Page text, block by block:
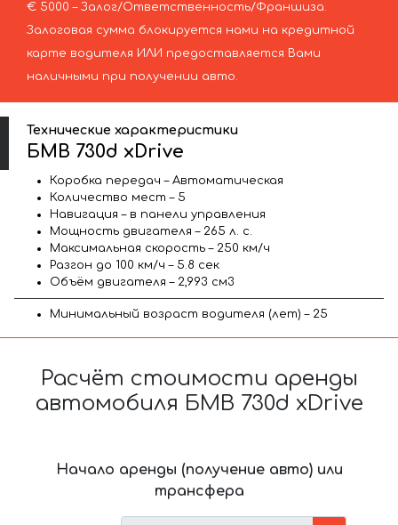
€ 5000 – Залог/Ответственность/Франшиза.
Залоговая сумма блокируется нами на кредитной
карте водителя ИЛИ предоставляется Вами
наличными при получении авто.
Технические характеристики
БМВ 730d xDrive
Коробка передач – Автоматическая
Количество мест – 5
Навигация – в панели управления
Мощность двигателя – 265 л. с.
Максимальная скорость – 250 км/ч
Разгон до 100 км/ч – 5.8 сек
Объём двигателя – 2,993 см3
Минимальный возраст водителя (лет) – 25
Расчёт стоимости аренды
автомобиля БМВ 730d xDrive
Начало аренды (получение авто) или
трансфера